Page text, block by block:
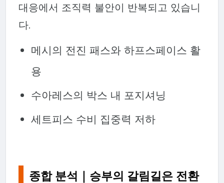
대응에서 조직력 불안이 반복되고 있습니
다.
메시의 전진 패스와 하프스페이스 활
용
수아레스의 박스 내 포지셔닝
세트피스 수비 집중력 저하
종합 분석｜승부의 갈림길은 전환